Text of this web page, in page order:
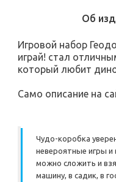
Об
Игровой набор
играй! стал
который любит
Само описание на
Чудо-коробка
невероятные игры и
можно сложить и
машину, в садик, в